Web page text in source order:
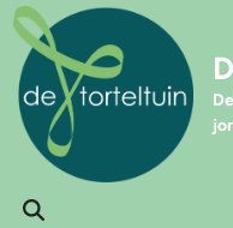
Ga
naar
inhoud
Zoeken